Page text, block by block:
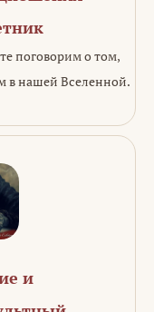
поговорим о том,
в нашей Вселенной.
и